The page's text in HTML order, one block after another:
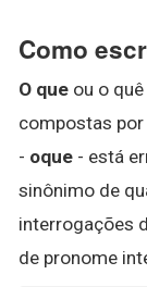
Como
O que ou o
compostas
- oque - está
sinônimo de
interrogações
de pronome